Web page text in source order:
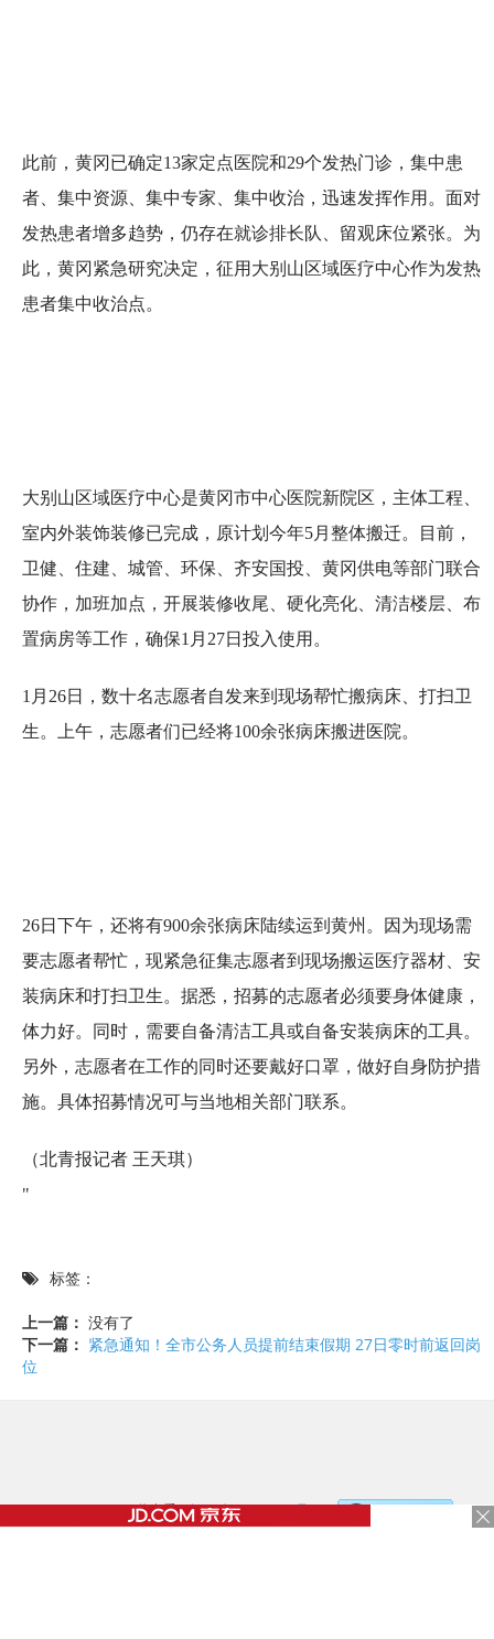
此前，黄冈已确定13家定点医院和29个发热门诊，集中患
者、集中资源、集中专家、集中收治，迅速发挥作用。面对
发热患者增多趋势，仍存在就诊排长队、留观床位紧张。为
此，黄冈紧急研究决定，征用大别山区域医疗中心作为发热
患者集中收治点。
大别山区域医疗中心是黄冈市中心医院新院区，主体工程、
室内外装饰装修已完成，原计划今年5月整体搬迁。目前，
卫健、住建、城管、环保、齐安国投、黄冈供电等部门联合
协作，加班加点，开展装修收尾、硬化亮化、清洁楼层、布
置病房等工作，确保1月27日投入使用。
1月26日，数十名志愿者自发来到现场帮忙搬病床、打扫卫
生。上午，志愿者们已经将100余张病床搬进医院。
26日下午，还将有900余张病床陆续运到黄州。因为现场需
要志愿者帮忙，现紧急征集志愿者到现场搬运医疗器材、安
装病床和打扫卫生。据悉，招募的志愿者必须要身体健康，
体力好。同时，需要自备清洁工具或自备安装病床的工具。
另外，志愿者在工作的同时还要戴好口罩，做好自身防护措
施。具体招募情况可与当地相关部门联系。
（北青报记者 王天琪）
"
标签：
上一篇： 没有了
下一篇： 紧急通知！全市公务人员提前结束假期 27日零时前返回岗
位
©2017 - 2020 / 信息看 /粤ICP备17153186号-2，